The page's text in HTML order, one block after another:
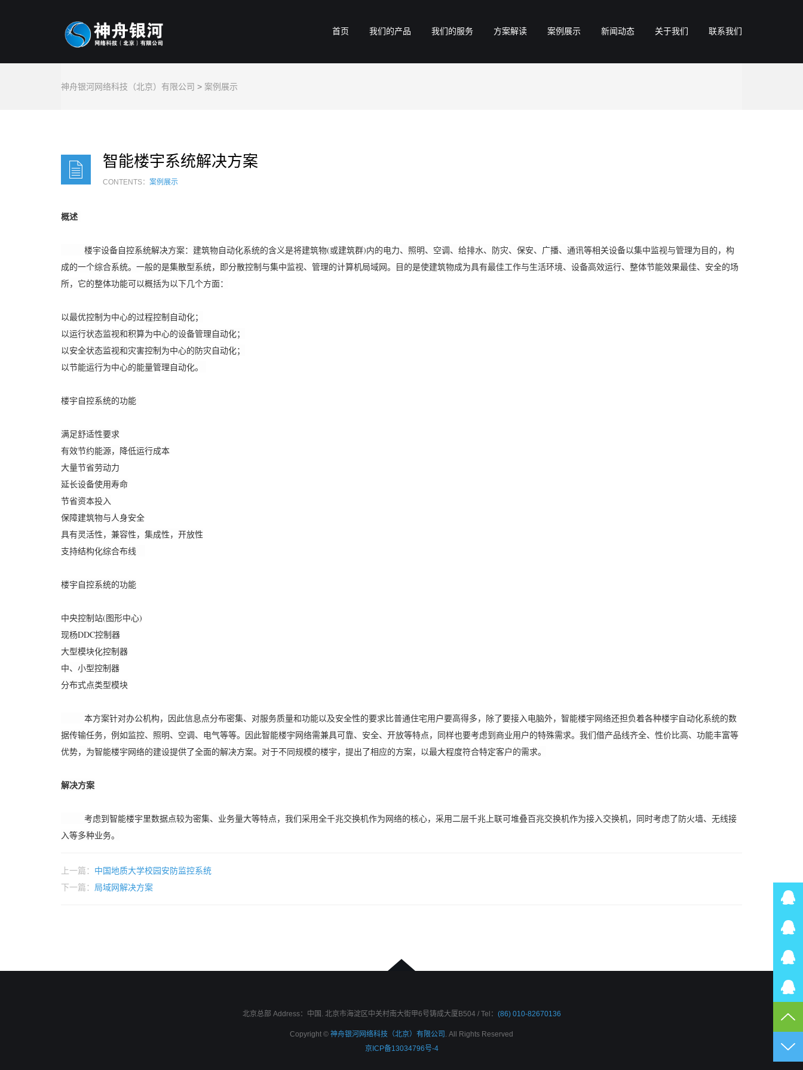
首页 我们的产品 我们的服务 方案解读 案例展示 新闻动态 关于我们 联系我们
神舟银河网络科技（北京）有限公司 > 案例展示
智能楼宇系统解决方案
CONTENTS： 案例展示
概述
楼宇设备自控系统解决方案：建筑物自动化系统的含义是将建筑物(或建筑群)内的电力、照明、空调、给排水、防灾、保安、广播、通讯等相关设备以集中监视与管理为目的，构
成的一个综合系统。一般的是集散型系统，即分散控制与集中监视、管理的计算机局域网。目的是使建筑物成为具有最佳工作与生活环境、设备高效运行、整体节能效果最佳、安全的场
所，它的整体功能可以概括为以下几个方面：
以最优控制为中心的过程控制自动化；
以运行状态监视和积算为中心的设备管理自动化；
以安全状态监视和灾害控制为中心的防灾自动化；
以节能运行为中心的能量管理自动化。
楼宇自控系统的功能
满足舒适性要求
有效节约能源，降低运行成本
大量节省劳动力
延长设备使用寿命
节省资本投入
保障建筑物与人身安全
具有灵活性，兼容性，集成性，开放性
支持结构化综合布线
楼宇自控系统的功能
中央控制站(图形中心)
现杨DDC控制器
大型模块化控制器
中、小型控制器
分布式点类型模块
本方案针对办公机构，因此信息点分布密集、对服务质量和功能以及安全性的要求比普通住宅用户要高得多，除了要接入电脑外，智能楼宇网络还担负着各种楼宇自动化系统的数
据传输任务，例如监控、照明、空调、电气等等。因此智能楼宇网络需兼具可靠、安全、开放等特点，同样也要考虑到商业用户的特殊需求。我们借产品线齐全、性价比高、功能丰富等
优势，为智能楼宇网络的建设提供了全面的解决方案。对于不同规模的楼宇，提出了相应的方案，以最大程度符合特定客户的需求。
解决方案
考虑到智能楼宇里数据点较为密集、业务量大等特点，我们采用全千兆交换机作为网络的核心，采用二层千兆上联可堆叠百兆交换机作为接入交换机，同时考虑了防火墙、无线接
入等多种业务。
上一篇： 中国地质大学校园安防监控系统
下一篇： 局域网解决方案
北京总部 Address：中国. 北京市海淀区中关村南大街甲6号铸成大厦B504 / Tel： (86) 010-82670136
Copyright © 神舟银河网络科技（北京）有限公司 . All Rights Reserved
京ICP备13034796号-4